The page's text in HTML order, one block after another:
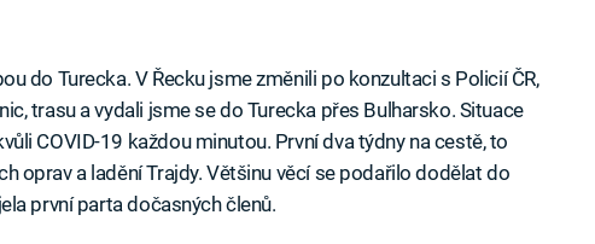
do Turecka. V Řecku jsme změnili po konzultaci s Policií ČR,
trasu a vydali jsme se do Turecka přes Bulharsko. Situace
COVID-19 každou minutou. První dva týdny na cestě, to
oprav a ladění Trajdy. Většinu věcí se podařilo dodělat do
první parta dočasných členů.